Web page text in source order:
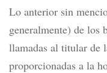
Lo anterior sin
generalmente) de los
llamadas al titular de
proporcionadas a la